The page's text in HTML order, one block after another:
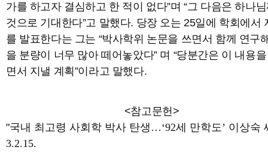
가를 하고자 결심하고 한 적이 없다”며 “그 다음은 하나
것으로 기대한다”고 말했다. 당장 오는 25일에 학회에서
를 발표한다는 그는 “박사학위 논문을 쓰면서 함께 연구
을 분량이 너무 많아 떼어놓았다” 며 “당분간은 이 내용
면서 지낼 계획”이라고 말했다.
<참고문헌
"국내 최고령 사회학 박사 탄생…‘92세 만학도’ 이상숙
3.2.15.